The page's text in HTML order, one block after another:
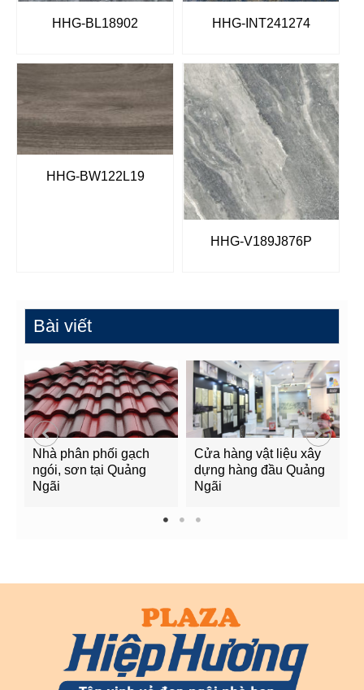
HHG-BL18902 HHG-INT241274
HHG-BW122L19
HHG-V189J876P
Bài viết
Nhà phân phối gạch
ngói, sơn tại Quảng
Ngãi
Cửa hàng vật liệu xây
dựng hàng đầu Quảng
Ngãi
1 2 3